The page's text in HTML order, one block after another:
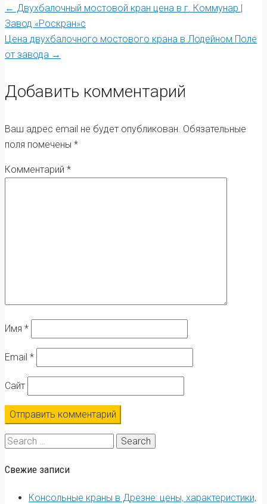
Post
navigation
← Двухбалочный мостовой кран цена в г. Коммунар |
Завод «Роскран»с
Цена двухбалочного мостового крана в Лодейном Поле
от завода →
Добавить комментарий
Ваш адрес email не будет опубликован. Обязательные
поля помечены *
Комментарий *
Имя *
Email *
Сайт
Search
Свежие записи
Консольные краны в Дрезне: цены, характеристики,